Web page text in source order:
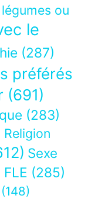
ou
le
(287)
préférés
(691)
(283)
Religion
Sexe
(285)
(148)